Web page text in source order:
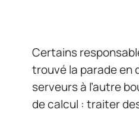
Certains
trouvé la parade en
serveurs à l’autre
de calcul : traiter